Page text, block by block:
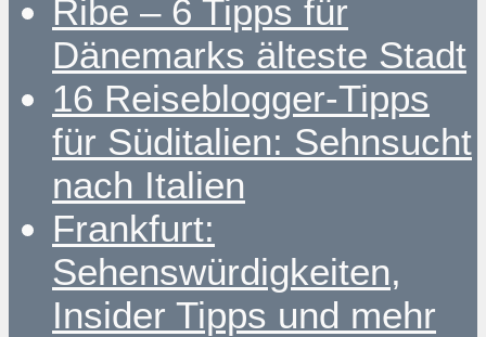
Ribe – 6 Tipps für
Dänemarks älteste Stadt
16 Reiseblogger-Tipps
für Süditalien: Sehnsucht
nach Italien
Frankfurt:
Sehenswürdigkeiten,
Insider Tipps und mehr